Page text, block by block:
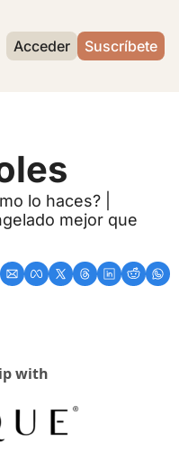
Sobre mí
Acceder Suscríbete
lo haces? |
mejor que
with